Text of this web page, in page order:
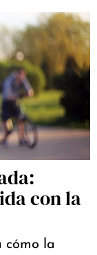
con la
cómo la